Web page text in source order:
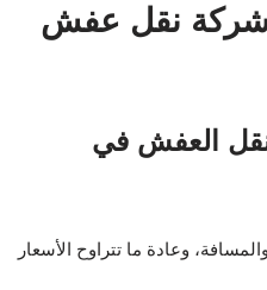
شركة نقل عفش
العفش في
وعادة ما تتراوح الأسعار